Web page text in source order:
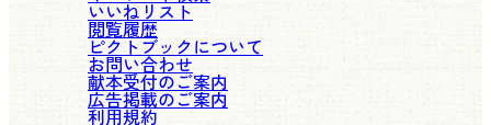
いいねリスト
閲覧履歴
ピクトブックについて
お問い合わせ
献本受付のご案内
広告掲載のご案内
利用規約